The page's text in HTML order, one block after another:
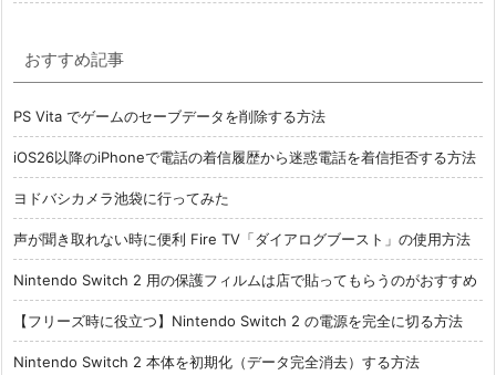
おすすめ記事
PS Vita でゲームのセーブデータを削除する方法
iOS26以降のiPhoneで電話の着信履歴から迷惑電話を着信拒否する方法
ヨドバシカメラ池袋に行ってみた
声が聞き取れない時に便利 Fire TV「ダイアログブースト」の使用方法
Nintendo Switch 2 用の保護フィルムは店で貼ってもらうのがおすすめ
【フリーズ時に役立つ】Nintendo Switch 2 の電源を完全に切る方法
Nintendo Switch 2 本体を初期化（データ完全消去）する方法